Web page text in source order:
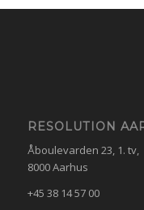
RESOLUTION
Åboulevarden 23, 1. tv,
8000 Aarhus
+45 38 14 57 00